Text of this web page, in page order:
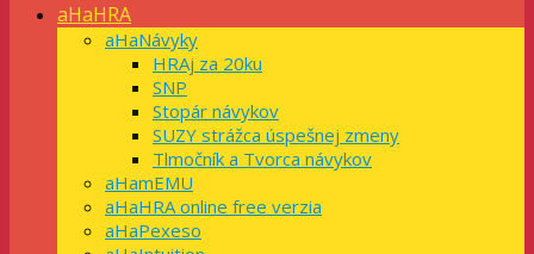
aHaHRA
aHaNávyky
HRAj za 20ku
SNP
Stopár návykov
SUZY strážca úspešnej zmeny
Tlmočník a Tvorca návykov
aHamEMU
aHaHRA online free verzia
aHaPexeso